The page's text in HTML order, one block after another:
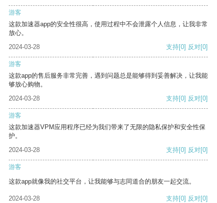
游客
这款加速器app的安全性很高，使用过程中不会泄露个人信息，让我非常
放心。
2024-03-28
支持[0] 反对[0]
游客
这款app的售后服务非常完善，遇到问题总是能够得到妥善解决，让我能
够放心购物。
2024-03-28
支持[0] 反对[0]
游客
这款加速器VPM应用程序已经为我们带来了无限的隐私保护和安全性保
护。
2024-03-28
支持[0] 反对[0]
游客
这款app就像我的社交平台，让我能够与志同道合的朋友一起交流。
2024-03-28 支持[0] 反对[0]